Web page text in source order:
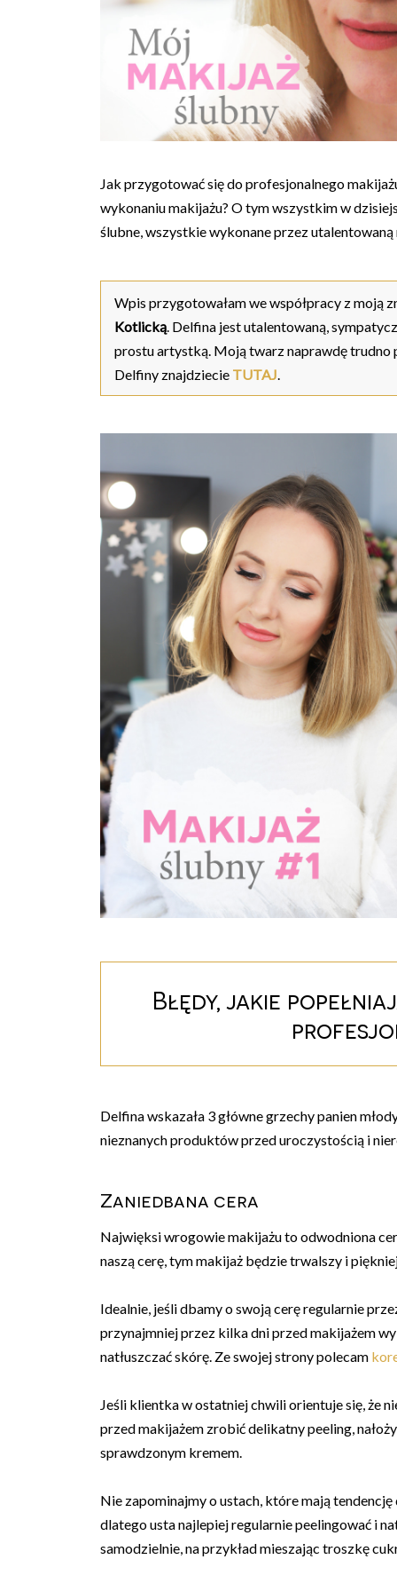
Jak przygotować się do profesjonalnego
wykonaniu makijażu? O tym wszystkim w
ślubne, wszystkie wykonane przez
Wpis przygotowałam we współpracy z moją
Kotlicką. Delfina jest utalentowaną,
prostu artystką. Moją twarz naprawdę
Delfiny znajdziecie TUTAJ.
Błędy, jakie
Delfina wskazała 3 główne grzechy panien
nieznanych produktów przed uroczystością i
Zaniedbana cera
Najwięksi wrogowie makijażu to odwodniona
naszą cerę, tym makijaż będzie trwalszy i
Idealnie, jeśli dbamy o swoją cerę regularnie
przynajmniej przez kilka dni przed makijażem
natłuszczać skórę. Ze swojej strony polecam
Jeśli klientka w ostatniej chwili orientuje się, że
przed makijażem zrobić delikatny peeling,
sprawdzonym kremem.
Nie zapominajmy o ustach, które mają
dlatego usta najlepiej regularnie peelingować i
samodzielnie, na przykład mieszając troszkę